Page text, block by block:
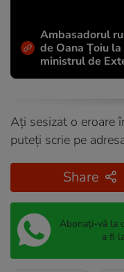
Ambasadorul
de Oana Țoiu
ministrul de
Ați sesizat o eroare
puteți scrie pe
Share
Abonați-vă la
a fi